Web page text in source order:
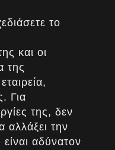
το
και οι
της
Για
της, δεν
αλλάξει την
αδύνατον